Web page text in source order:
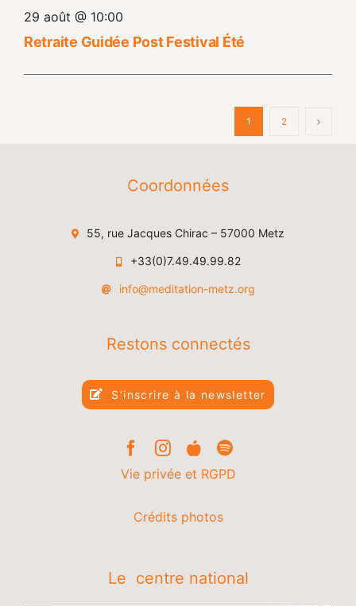
29 août @ 10:00
Retraite Guidée Post Festival Été
1 2
Coordonnées
55, rue Jacques Chirac – 57000 Metz
+33(0)7.49.49.99.82
info@meditation-metz.org
Restons connectés
S’inscrire à la newsletter
Vie privée et RGPD
Crédits photos
Le centre national